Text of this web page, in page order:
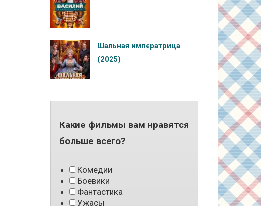
Шальная императрица
(2025)
Какие фильмы вам нравятся
больше всего?
Комедии
Боевики
Фантастика
Ужасы